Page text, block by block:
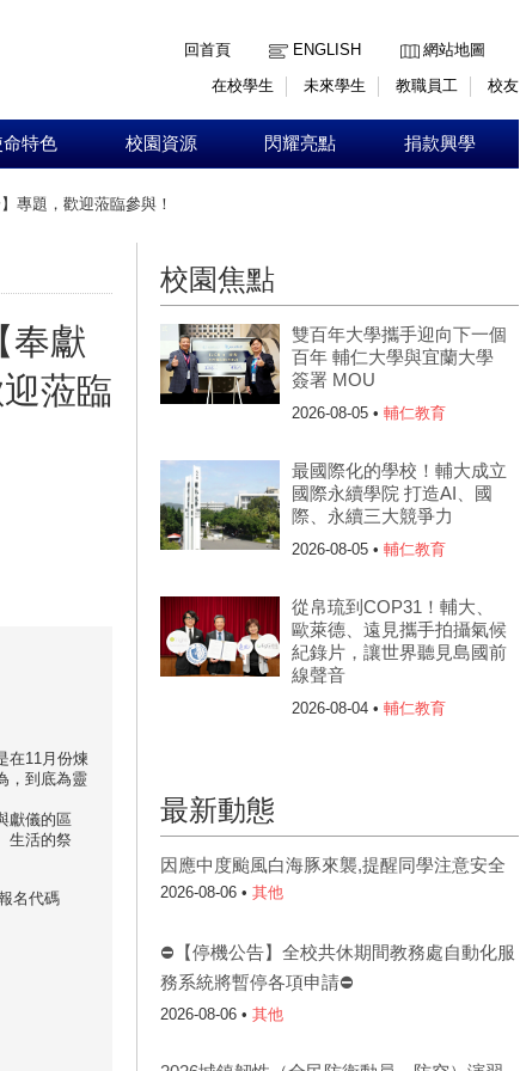
回首頁
ENGLISH
網站地圖
在校學生
未來學生 教職員工 校友
命特色 校園資源 閃耀亮點 捐款興學
專題，歡迎蒞臨參與！
奉獻
蒞臨
在11月份煉
，到底為靈
獻儀的區
生活的祭
名代碼
校園焦點
雙百年大學攜手迎向下一個
百年 輔仁大學與宜蘭大學
簽署 MOU
2026-08-05 • 輔仁教育
最國際化的學校！輔大成立
國際永續學院 打造AI、國
際、永續三大競爭力
2026-08-05 • 輔仁教育
從帛琉到COP31！輔大、
歐萊德、遠見攜手拍攝氣候
紀錄片，讓世界聽見島國前
線聲音
2026-08-04 • 輔仁教育
最新動態
因應中度颱風白海豚來襲,提醒同學注意安全
2026-08-06 • 其他
⛔【停機公告】全校共休期間教務處自動化服
務系統將暫停各項申請⛔
2026-08-06 • 其他